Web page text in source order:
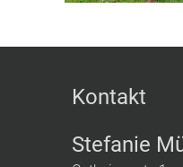
Kontakt
Stefanie